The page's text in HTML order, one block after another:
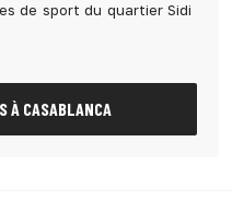
de sport du quartier Sidi
À CASABLANCA